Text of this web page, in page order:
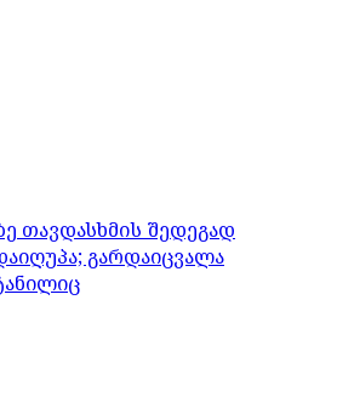
თავდასხმის შედეგად
გარდაიცვალა